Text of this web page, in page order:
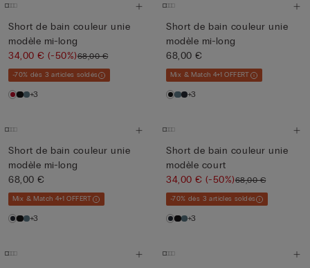
Short de bain couleur unie
modèle mi-long
34,00 €(-50%)68,00 €
-70% dès 3 articles soldés
+3
Short de bain couleur unie
modèle mi-long
68,00 €
Mix & Match 4+1 OFFERT
+3
Short de bain couleur unie
modèle mi-long
68,00 €
Mix & Match 4+1 OFFERT
+3
Short de bain couleur unie
modèle court
34,00 €(-50%)68,00 €
-70% dès 3 articles soldés
+3